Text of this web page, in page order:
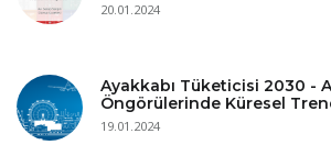
20.01.2024
Ayakkabı Tüketicisi 2030 -
Öngörülerinde Küresel
19.01.2024